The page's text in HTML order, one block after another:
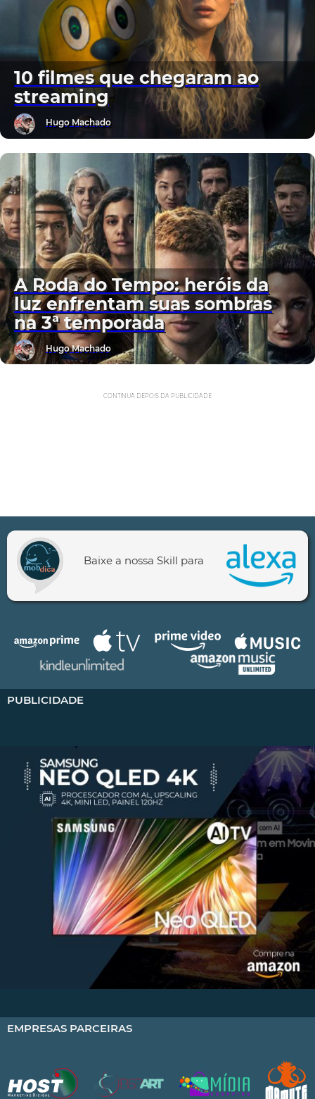
10 filmes que chegaram ao
streaming
Hugo Machado
A Roda do Tempo: heróis da
luz enfrentam suas sombras
na 3ª temporada
Hugo Machado
CONTINUA DEPOIS DA PUBLICIDADE
Baixe a nossa Skill para
PUBLICIDADE
EMPRESAS PARCEIRAS